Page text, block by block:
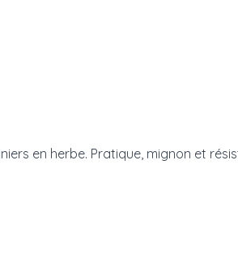
en herbe. Pratique, mignon et